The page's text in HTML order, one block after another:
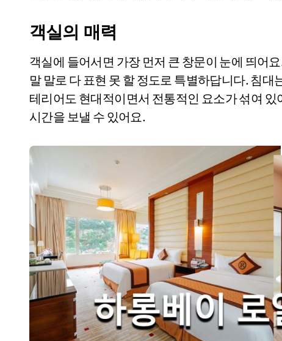
객실의 매력
객실에 들어서면 가장 먼저 큰 창문이 눈에 띄어
말 말로 다 표현 못 할 정도로 특별하답니다. 침
테리어도 현대적이면서 전통적인 요소가 섞여
시간을 보낼 수 있어요.